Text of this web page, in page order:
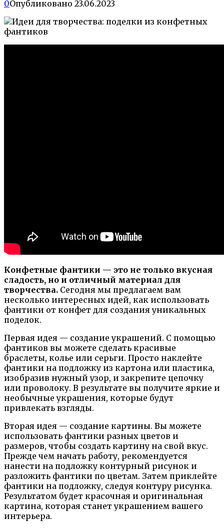
0Опубликовано 23.06.2023
Конфетные фантики — это не только вкусная
сладость, но и отличный материал для
творчества. Сегодня мы предлагаем вам
несколько интересных идей, как использовать
фантики от конфет для создания уникальных
поделок.
Первая идея — создание украшений. С помощью
фантиков вы можете сделать красивые
браслеты, колье или серьги. Просто наклейте
фантики на подложку из картона или пластика,
изобразив нужный узор, и закрепите цепочку
или проволоку. В результате вы получите яркие и
необычные украшения, которые будут
привлекать взгляды.
Вторая идея — создание картины. Вы можете
использовать фантики разных цветов и
размеров, чтобы создать картину на свой вкус.
Прежде чем начать работу, рекомендуется
нанести на подложку контурный рисунок и
разложить фантики по цветам. Затем приклейте
фантики на подложку, следуя контуру рисунка.
Результатом будет красочная и оригинальная
картина, которая станет украшением вашего
интерьера.